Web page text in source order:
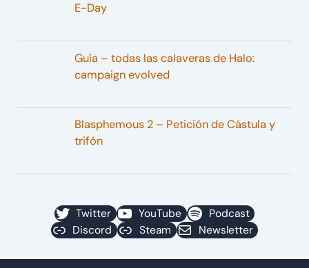
E-Day
Guía – todas las calaveras de Halo:
campaign evolved
Blasphemous 2 – Petición de Cástula y
trifón
Twitter YouTube
Podcast
Discord
Steam Newsletter